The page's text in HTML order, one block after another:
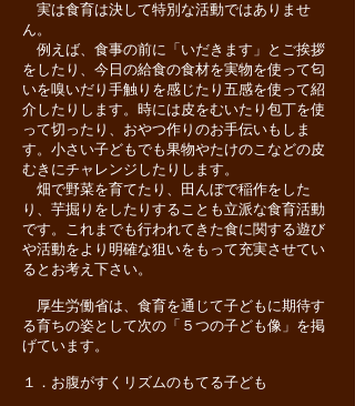
実は食育は決して特別な活動ではありませ
ん。
例えば、食事の前に「いだきます」とご挨拶
をしたり、今日の給食の食材を実物を使って匂
いを嗅いだり手触りを感じたり五感を使って紹
介したりします。時には皮をむいたり包丁を使
って切ったり、おやつ作りのお手伝いもしま
す。小さい子どもでも果物やたけのこなどの皮
むきにチャレンジしたりします。
畑で野菜を育てたり、田んぼで稲作をした
り、芋掘りをしたりすることも立派な食育活動
です。これまでも行われてきた食に関する遊び
や活動をより明確な狙いをもって充実させてい
るとお考え下さい。
厚生労働省は、食育を通じて子どもに期待す
る育ちの姿として次の「５つの子ども像」を掲
げています。
１．お腹がすくリズムのもてる子ども